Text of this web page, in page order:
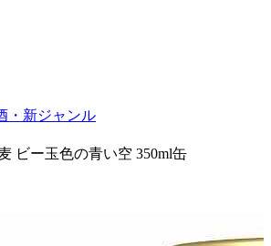
・新ジャンル
ビー玉色の青い空 350ml缶